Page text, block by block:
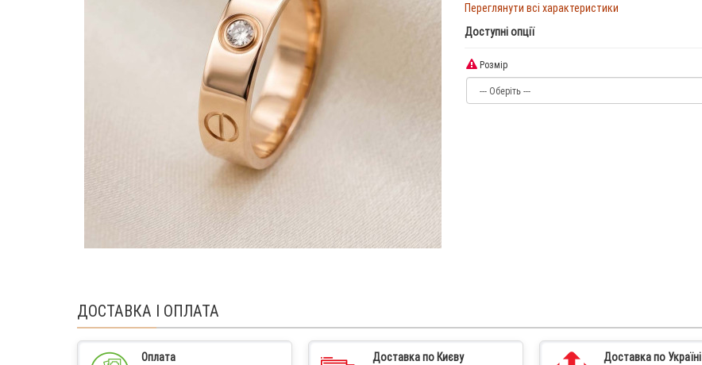
Переглянути всі характеристики
Доступні опції
Розмір
ДОСТАВКА І ОПЛАТА
Оплата Доставка по Києву Доставка по Україні